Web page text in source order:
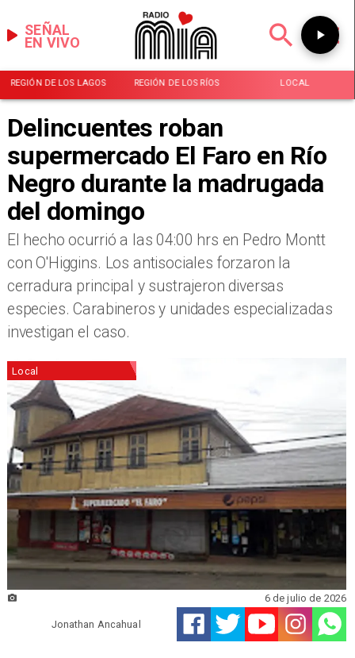
EN VIVO
SEÑAL
REGIÓN DE LOS LAGOS REGIÓN DE LOS RÍOS LOCAL
Delincuentes roban
supermercado El Faro en Río
Negro durante la madrugada
del domingo
El hecho ocurrió a las 04:00 hrs en Pedro Montt
con O'Higgins. Los antisociales forzaron la
cerradura principal y sustrajeron diversas
especies. Carabineros y unidades especializadas
investigan el caso.
Local
Jonathan Ancahual
6 de julio de 2026